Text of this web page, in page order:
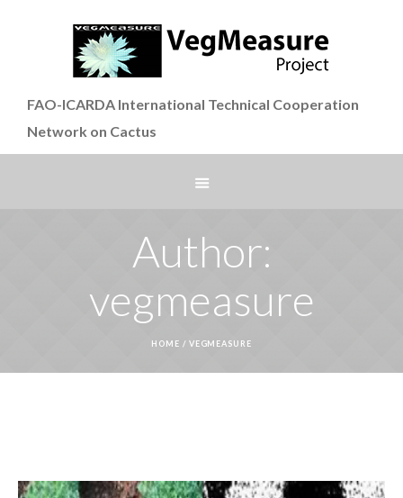
FAO-ICARDA International Technical Cooperation
Network on Cactus
Author:
vegmeasure
HOME / VEGMEASURE